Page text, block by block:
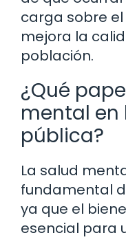
carga sobre
mejora la
población.
¿Qué
mental en
pública?
La salud
fundamental
ya que el
esencial para